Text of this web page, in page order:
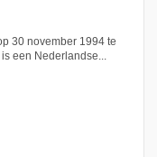
30 november 1994 te
een Nederlandse...